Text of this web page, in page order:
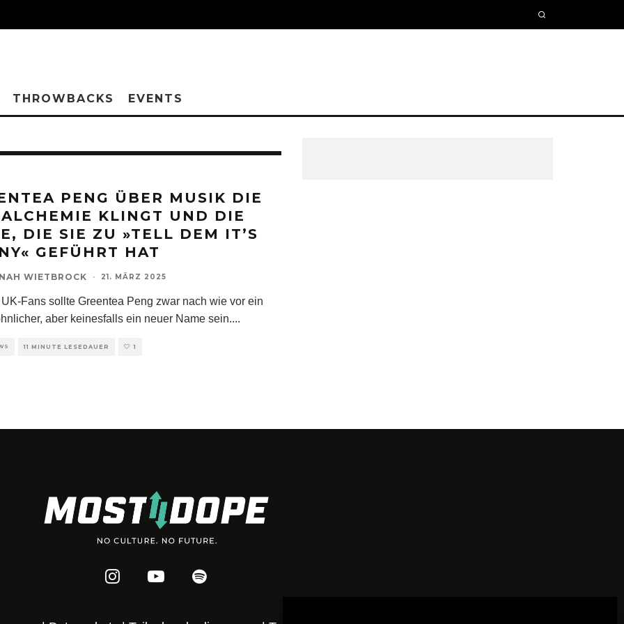
THROWBACKS EVENTS
PENG ÜBER MUSIK DIE
KLINGT UND DIE
DIE SIE ZU »TELL DEM IT’S
GEFÜHRT HAT
WIETBROCK · 21. MÄRZ 2025
Fans sollte Greentea Peng zwar nach wie vor ein
aber keinesfalls ein neuer Name sein....
11 MINUTE LESEDAUER 1